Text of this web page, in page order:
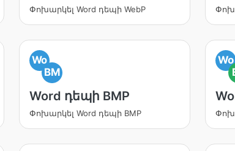
Փոխարկել Word դեպի WebP
Wo
BM
Word դեպի BMP
Փոխարկել Word դեպի BMP
Wo